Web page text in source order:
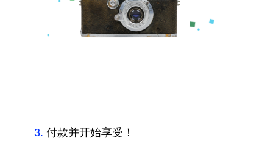
3. 付款并开始享受！